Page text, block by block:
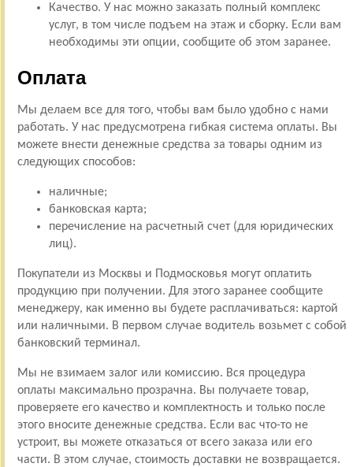
Качество. У нас можно заказать полный комплекс
услуг, в том числе подъем на этаж и сборку. Если вам
необходимы эти опции, сообщите об этом заранее.
Оплата
Мы делаем все для того, чтобы вам было удобно с нами
работать. У нас предусмотрена гибкая система оплаты. Вы
можете внести денежные средства за товары одним из
следующих способов:
наличные;
банковская карта;
перечисление на расчетный счет (для юридических
лиц).
Покупатели из Москвы и Подмосковья могут оплатить
продукцию при получении. Для этого заранее сообщите
менеджеру, как именно вы будете расплачиваться: картой
или наличными. В первом случае водитель возьмет с собой
банковский терминал.
Мы не взимаем залог или комиссию. Вся процедура
оплаты максимально прозрачна. Вы получаете товар,
проверяете его качество и комплектность и только после
этого вносите денежные средства. Если вас что-то не
устроит, вы можете отказаться от всего заказа или его
части. В этом случае, стоимость доставки не возвращается.